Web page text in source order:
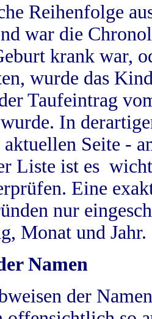
Reihenfolge
war die
krank war,
wurde das
Taufeintrag
In
Seite -
Liste ist es
Eine
nur
Monat und Jahr.
Namen
der